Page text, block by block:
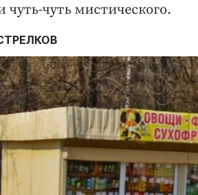
чуть-чуть мистического.